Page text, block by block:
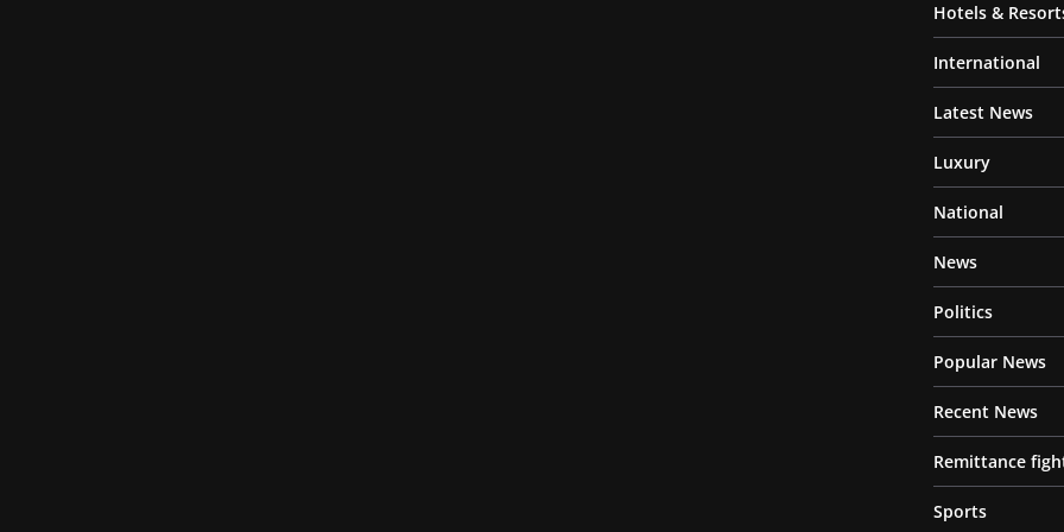
Hotels &
International
Latest News
Luxury
National
News
Politics
Popular News
Recent News
Remittance
Sports